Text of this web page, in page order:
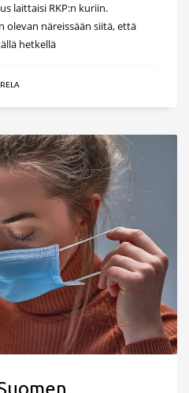
laittaisi RKP:n kuriin.
olevan näreissään siitä, että
hetkellä